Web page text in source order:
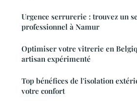
Urgence serrurerie : trouvez un
professionnel à Namur
Optimiser votre vitrerie en
artisan expérimenté
Top bénéfices de l'isolation
votre confort